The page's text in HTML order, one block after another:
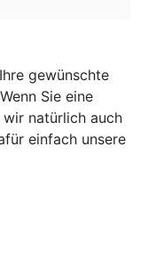
gewünschte
Sie eine
natürlich auch
einfach unsere